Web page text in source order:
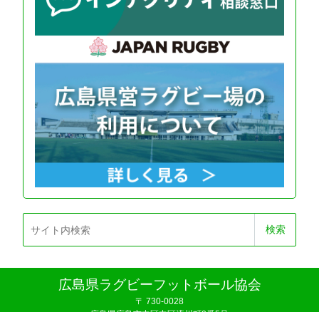
広島県ラグビーフットボール協会
〒 730-0028